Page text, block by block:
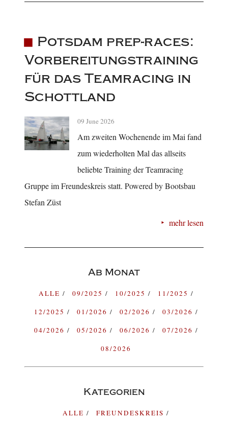
Potsdam prep-races:
Vorbereitungstraining
für das Teamracing in
Schottland
09 June 2026
Am zweiten Wochenende im Mai fand
zum wiederholten Mal das allseits
beliebte Training der Teamracing
Gruppe im Freundeskreis statt. Powered by Bootsbau
Stefan Züst
mehr lesen
Ab Monat
ALLE 09/2025 10/2025
11/2025
12/2025
01/2026 02/2026
03/2026
04/2026
05/2026 06/2026
07/2026
08/2026
Kategorien
ALLE FREUNDESKREIS